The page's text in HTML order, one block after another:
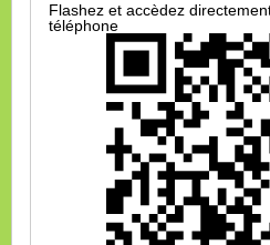
Flashez et accèdez
téléphone